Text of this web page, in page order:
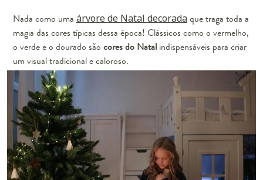
Nada como uma árvore de Natal decoradaque traga toda a
magia das cores típicas dessa época! Clássicos como o vermelho,
o verde e o dourado são cores do Natal indispensáveis ​​para criar
um visual tradicional e caloroso.